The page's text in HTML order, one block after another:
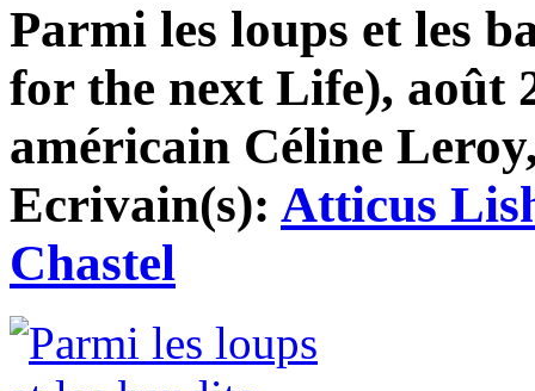
Parmi les loups et les
for the next Life), août
américain Céline
Ecrivain(s): Atticus
Chastel